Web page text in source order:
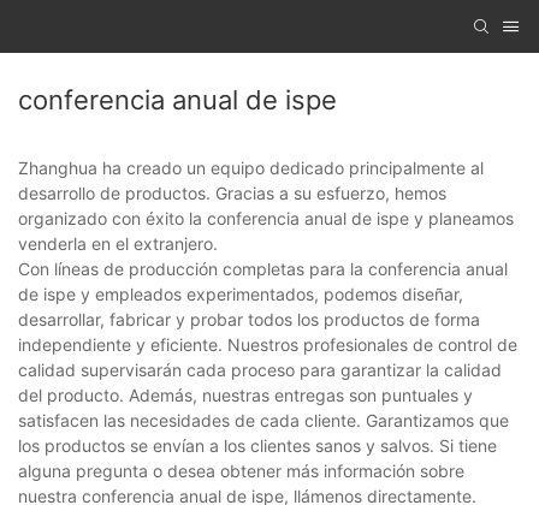
conferencia anual de ispe
Zhanghua ha creado un equipo dedicado principalmente al
desarrollo de productos. Gracias a su esfuerzo, hemos
organizado con éxito la conferencia anual de ispe y planeamos
venderla en el extranjero.
Con líneas de producción completas para la conferencia anual
de ispe y empleados experimentados, podemos diseñar,
desarrollar, fabricar y probar todos los productos de forma
independiente y eficiente. Nuestros profesionales de control de
calidad supervisarán cada proceso para garantizar la calidad
del producto. Además, nuestras entregas son puntuales y
satisfacen las necesidades de cada cliente. Garantizamos que
los productos se envían a los clientes sanos y salvos. Si tiene
alguna pregunta o desea obtener más información sobre
nuestra conferencia anual de ispe, llámenos directamente.